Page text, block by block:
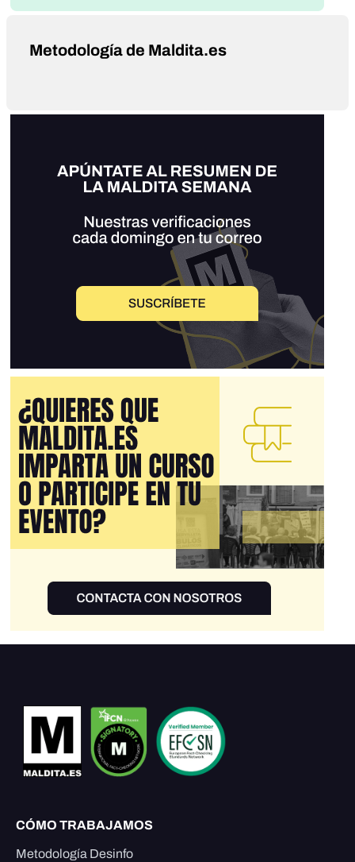
Metodología de Maldita.es
CÓMO TRABAJAMOS
Metodología Desinfo